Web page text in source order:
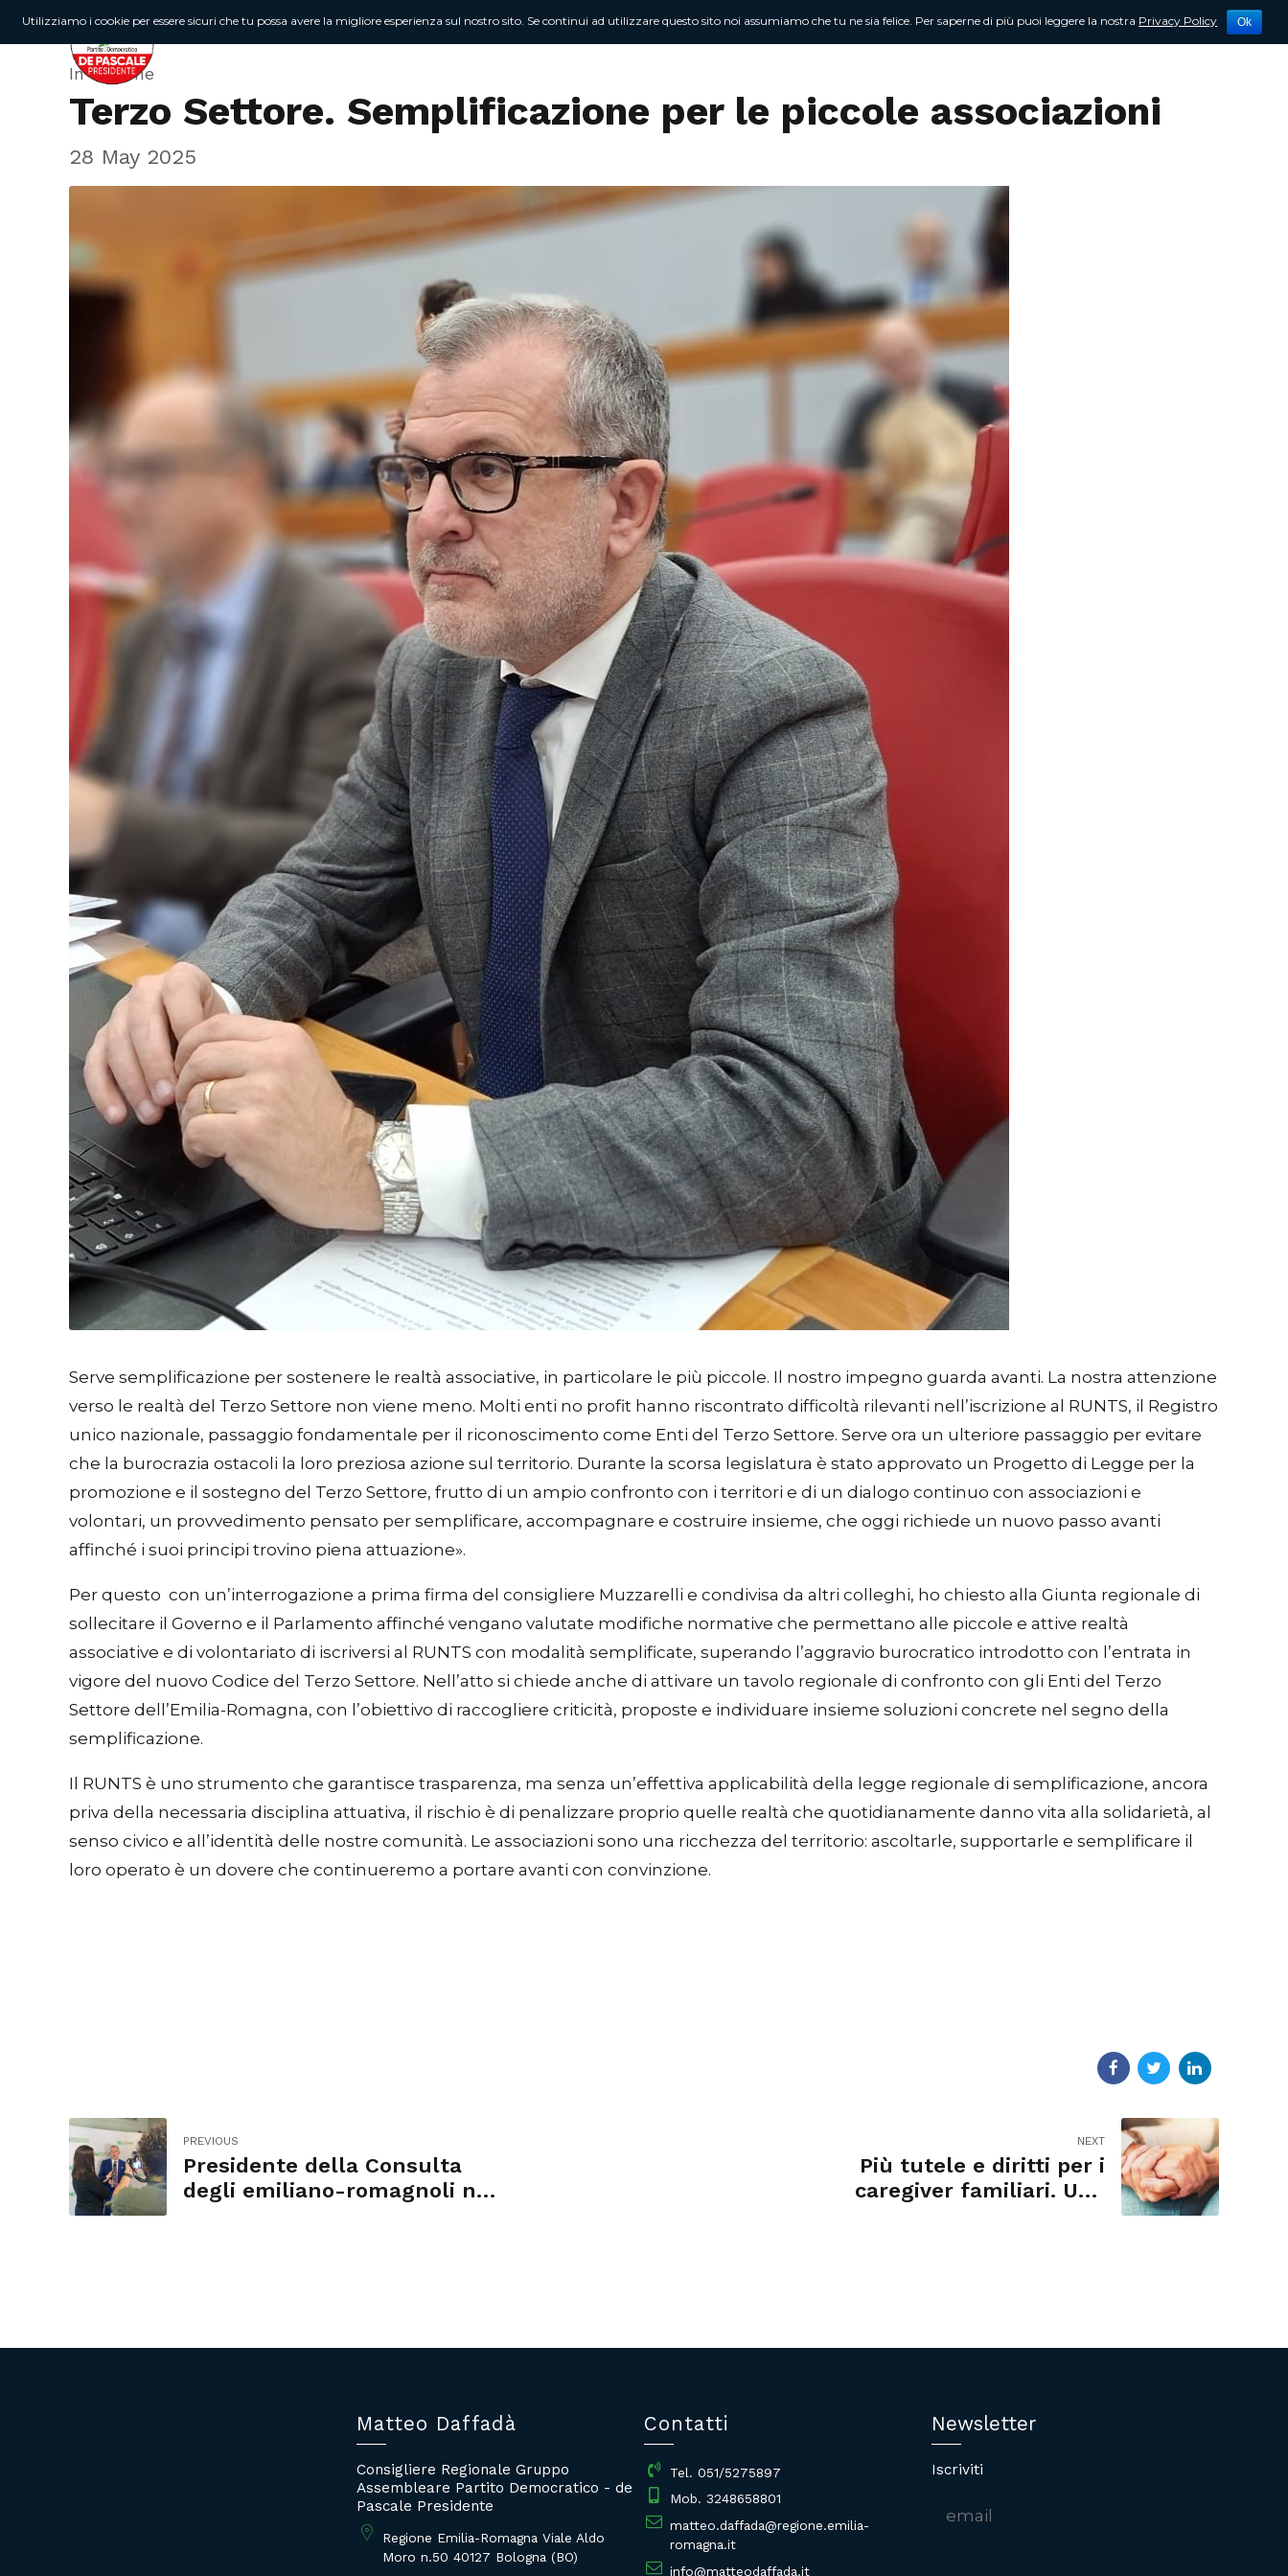
Chi sono Attività Newsletter Contattami
In Regione
Terzo Settore. Semplificazione per le piccole associazioni
28 May 2025
Serve semplificazione per sostenere le realtà associative, in particolare le più piccole. Il nostro impegno guarda avanti. La nostra attenzione
verso le realtà del Terzo Settore non viene meno. Molti enti no profit hanno riscontrato difficoltà rilevanti nell’iscrizione al RUNTS, il Registro
unico nazionale, passaggio fondamentale per il riconoscimento come Enti del Terzo Settore. Serve ora un ulteriore passaggio per evitare
che la burocrazia ostacoli la loro preziosa azione sul territorio. Durante la scorsa legislatura è stato approvato un Progetto di Legge per la
promozione e il sostegno del Terzo Settore, frutto di un ampio confronto con i territori e di un dialogo continuo con associazioni e
volontari, un provvedimento pensato per semplificare, accompagnare e costruire insieme, che oggi richiede un nuovo passo avanti
affinché i suoi principi trovino piena attuazione».
Per questo con un’interrogazione a prima firma del consigliere Muzzarelli e condivisa da altri colleghi, ho chiesto alla Giunta regionale di
sollecitare il Governo e il Parlamento affinché vengano valutate modifiche normative che permettano alle piccole e attive realtà
associative e di volontariato di iscriversi al RUNTS con modalità semplificate, superando l’aggravio burocratico introdotto con l’entrata in
vigore del nuovo Codice del Terzo Settore. Nell’atto si chiede anche di attivare un tavolo regionale di confronto con gli Enti del Terzo
Settore dell’Emilia-Romagna, con l’obiettivo di raccogliere criticità, proposte e individuare insieme soluzioni concrete nel segno della
semplificazione.
Il RUNTS è uno strumento che garantisce trasparenza, ma senza un’effettiva applicabilità della legge regionale di semplificazione, ancora
priva della necessaria disciplina attuativa, il rischio è di penalizzare proprio quelle realtà che quotidianamente danno vita alla solidarietà, al
senso civico e all’identità delle nostre comunità. Le associazioni sono una ricchezza del territorio: ascoltarle, supportarle e semplificare il
loro operato è un dovere che continueremo a portare avanti con convinzione.
PREVIOUS
Presidente della Consulta
degli emiliano-romagnoli nel
NEXT
Più tutele e diritti per i
caregiver familiari. Una
Matteo Daffadà
Consigliere Regionale Gruppo
Assembleare Partito Democratico - de
Pascale Presidente
Regione Emilia-Romagna Viale Aldo
Moro n.50 40127 Bologna (BO)
Contatti
Tel. 051/5275897
Mob. 3248658801
matteo.daffada@regione.emilia-
romagna.it
info@matteodaffada.it
Newsletter
Iscriviti
Utilizziamo i cookie per essere sicuri che tu possa avere la migliore esperienza sul nostro sito. Se continui ad utilizzare questo sito noi assumiamo che tu ne sia felice. Per saperne di più puoi leggere la nostra Privacy Policy Ok